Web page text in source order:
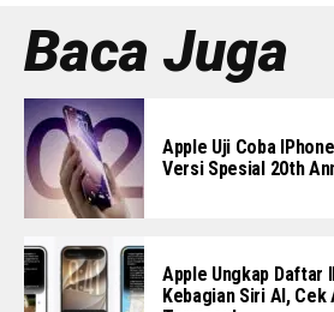
Baca Juga
Apple Uji Coba
Versi Spesial 20th
Apple Ungkap Daftar
Kebagian Siri AI, Cek